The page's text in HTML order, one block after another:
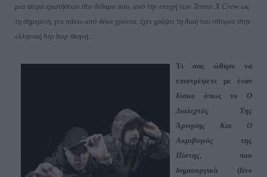
μια σειρά ερωτήσεων στο δίδυμο που, από την εποχή των Terror X Crew ως
τη σημερινή, για πάνω από δέκα χρόνια, έχει γράψει τη δική του ιστορία στην
ελληνική hip hop σκηνή...
Τι σας ώθησε να
επιστρέψετε με έναν
δίσκο όπως το Ο
Διαλεχτός Της
Άρνησης Και Ο
Ακριβογιός της
Πίστης, που
δημιουργικά (live